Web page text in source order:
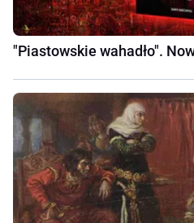
"Piastowskie wahadło".